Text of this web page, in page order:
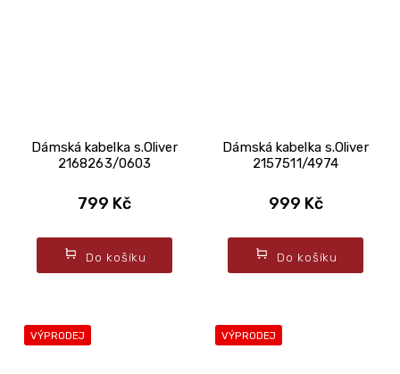
Dámská kabelka s.Oliver
2168263/0603
799 Kč
Do košíku
Dámská kabelka s.Oliver
2157511/4974
999 Kč
Do košíku
VÝPRODEJ VÝPRODEJ